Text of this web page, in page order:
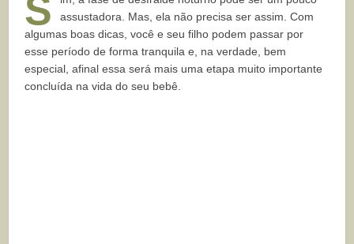
S
assustadora. Mas, ela não precisa ser assim. Com
algumas boas dicas, você e seu filho podem passar por
esse período de forma tranquila e, na verdade, bem
especial, afinal essa será mais uma etapa muito importante
concluída na vida do seu bebê.